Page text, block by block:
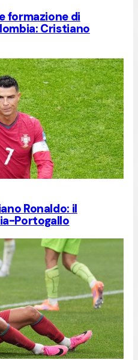
formazione di
Cristiano
Ronaldo: il
Portogallo